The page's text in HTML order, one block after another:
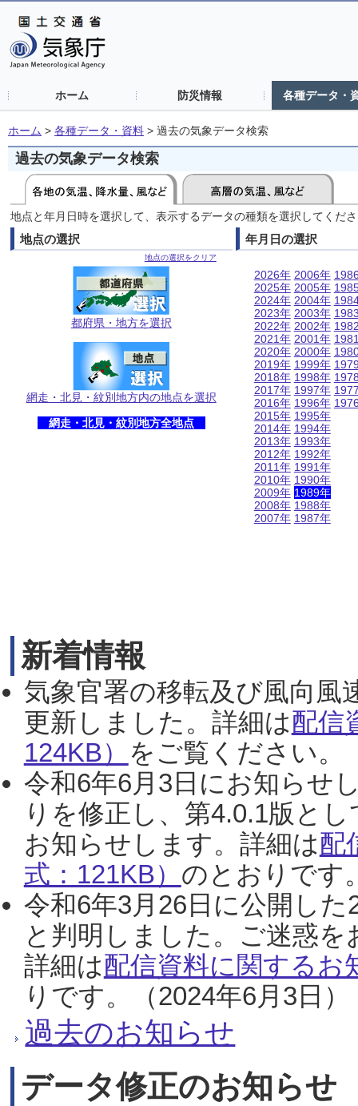
ホーム 防災情報 各種データ・
ホーム > 各種データ・資料 > 過去の気象データ検索
過去の気象データ検索
地点と年月日時を選択して、表示するデータの種類を選択してくだ
地点の選択
地点の選択をクリア
都府県・地方を選択
網走・北見・紋別地方内の地点を選択
網走・北見・紋別地方全地点
年月日の選択
2026年
2025年
2024年
2023年
2022年
2021年
2020年
2019年
2018年
2017年
2016年
2015年
2014年
2013年
2012年
2011年
2010年
2009年
2008年
2007年
2006年
2005年
2004年
2003年
2002年
2001年
2000年
1999年
1998年
1997年
1996年
1995年
1994年
1993年
1992年
1991年
1990年
1989年
1988年
1987年
新着情報
気象官署の移転及び風向風
更新しました。詳細は配信
124KB） をご覧ください。
令和6年6月3日にお知らせ
りを修正し、第4.0.1版と
お知らせします。詳細は配
式：121KB） のとおりです
令和6年3月26日に公開し
と判明しました。ご迷惑
詳細は配信資料に関するお
りです。（2024年6月3日）
過去のお知らせ
データ修正のお知らせ